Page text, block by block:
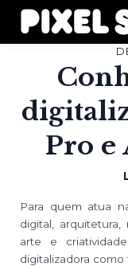
Pro e
Para quem atua
digital,
arte e
digitalizadora como